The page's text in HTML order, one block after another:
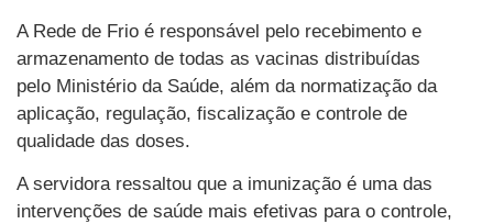
A Rede de Frio é responsável pelo recebimento e
armazenamento de todas as vacinas distribuídas
pelo Ministério da Saúde, além da normatização da
aplicação, regulação, fiscalização e controle de
qualidade das doses.
A servidora ressaltou que a imunização é uma das
intervenções de saúde mais efetivas para o controle,